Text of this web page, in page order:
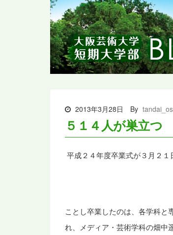
2013年3月28日 By
５１４人が巣立つ
平成 ２４年度卒業式が３月２１
ことし卒業したのは、各学科と
れ、メディア・芸術学科の畑中